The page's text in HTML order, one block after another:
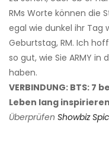
RMs Worte können die
egal wie dunkel ihr Tag
Geburtstag, RM. Ich
so gut, wie Sie ARMY
haben.
VERBINDUNG: BTS:
Leben lang inspirieren
Überprüfen Showbiz